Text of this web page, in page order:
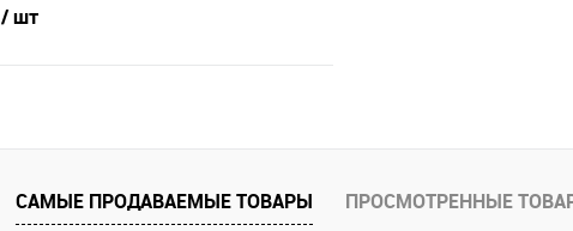
/ шт
САМЫЕ ПРОДАВАЕМЫЕ ТОВАРЫ ПРОСМОТРЕННЫЕ